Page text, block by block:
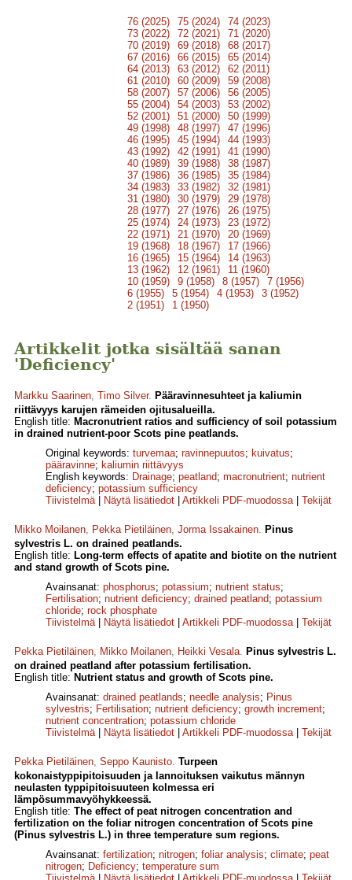
76 (2025) 75 (2024)
74 (2023)
73 (2022)
72 (2021)
71 (2020)
70 (2019)
69 (2018)
68 (2017)
67 (2016)
66 (2015)
65 (2014)
64 (2013)
63 (2012)
62 (2011)
61 (2010)
60 (2009)
59 (2008)
58 (2007)
57 (2006)
56 (2005)
55 (2004)
54 (2003)
53 (2002)
52 (2001)
51 (2000)
50 (1999)
49 (1998)
48 (1997)
47 (1996)
46 (1995)
45 (1994)
44 (1993)
43 (1992)
42 (1991)
41 (1990)
40 (1989)
39 (1988)
38 (1987)
37 (1986)
36 (1985)
35 (1984)
34 (1983)
33 (1982)
32 (1981)
31 (1980)
30 (1979)
29 (1978)
28 (1977)
27 (1976)
26 (1975)
25 (1974)
24 (1973)
23 (1972)
22 (1971)
21 (1970)
20 (1969)
19 (1968)
18 (1967)
17 (1966)
16 (1965)
15 (1964)
14 (1963)
13 (1962)
12 (1961)
11 (1960)
10 (1959)
9 (1958) 8 (1957)
7 (1956)
6 (1955)
5 (1954) 4 (1953)
3 (1952)
2 (1951)
1 (1950)
Artikkelit jotka sisältää sanan
'Deficiency'
Markku Saarinen, Timo Silver. Pääravinnesuhteet ja kaliumin
riittävyys karujen rämeiden ojitusalueilla.
English title: Macronutrient ratios and sufficiency of soil potassium
in drained nutrient-poor Scots pine peatlands.
Original keywords: turvemaa; ravinnepuutos; kuivatus;
pääravinne; kaliumin riittävyys
English keywords: Drainage; peatland; macronutrient; nutrient
deficiency; potassium sufficiency
Tiivistelmä| Näytä lisätiedot Artikkeli PDF-muodossa| Tekijät
Mikko Moilanen, Pekka Pietiläinen, Jorma Issakainen. Pinus
sylvestris L. on drained peatlands.
English title: Long-term effects of apatite and biotite on the nutrient
and stand growth of Scots pine.
Avainsanat: phosphorus; potassium; nutrient status;
Fertilisation; nutrient deficiency; drained peatland; potassium
chloride; rock phosphate
Tiivistelmä| Näytä lisätiedot Artikkeli PDF-muodossa| Tekijät
Pekka Pietiläinen, Mikko Moilanen, Heikki Vesala. Pinus sylvestris L.
on drained peatland after potassium fertilisation.
English title: Nutrient status and growth of Scots pine.
Avainsanat: drained peatlands; needle analysis; Pinus
sylvestris; Fertilisation; nutrient deficiency; growth increment;
nutrient concentration; potassium chloride
Tiivistelmä| Näytä lisätiedot Artikkeli PDF-muodossa| Tekijät
Pekka Pietiläinen, Seppo Kaunisto. Turpeen
kokonaistyppipitoisuuden ja lannoituksen vaikutus männyn
neulasten typpipitoisuuteen kolmessa eri
lämpösummavyöhykkeessä.
English title: The effect of peat nitrogen concentration and
fertilization on the foliar nitrogen concentration of Scots pine
(Pinus sylvestris L.) in three temperature sum regions.
Avainsanat: fertilization; nitrogen; foliar analysis; climate; peat
nitrogen; Deficiency; temperature sum